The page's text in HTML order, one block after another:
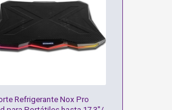
Refrigerante Nox Pro